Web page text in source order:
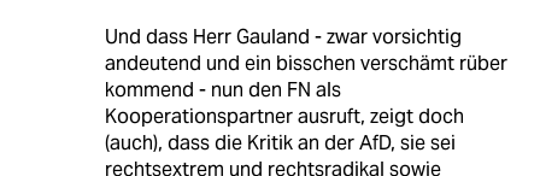
Und dass Herr Gauland - zwar vorsichtig
andeutend und ein bisschen verschämt rüber
kommend - nun den FN als
Kooperationspartner ausruft, zeigt doch
(auch), dass die Kritik an der AfD, sie sei
rechtsextrem und rechtsradikal sowie